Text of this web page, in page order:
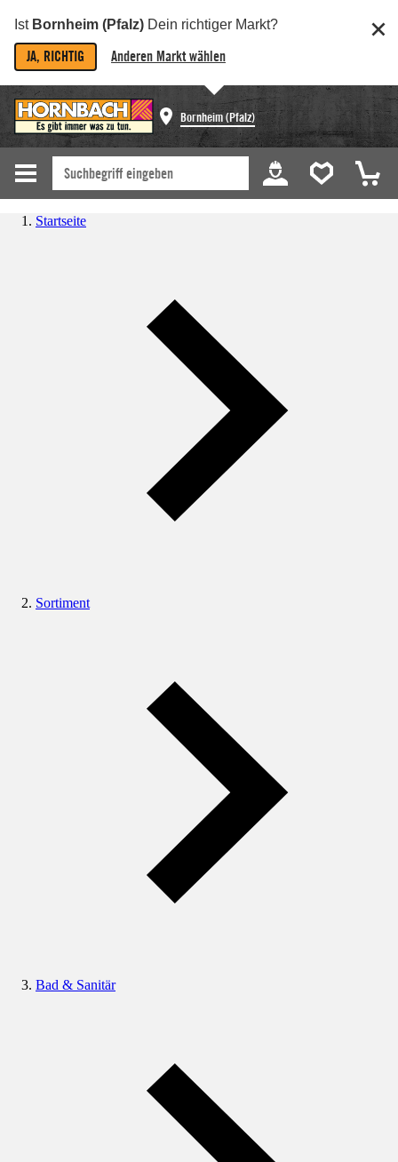
Ist Bornheim (Pfalz) Dein richtiger Markt?
JA, RICHTIG Anderen Markt wählen
Bornheim (Pfalz)
Startseite
Sortiment
Bad & Sanitär